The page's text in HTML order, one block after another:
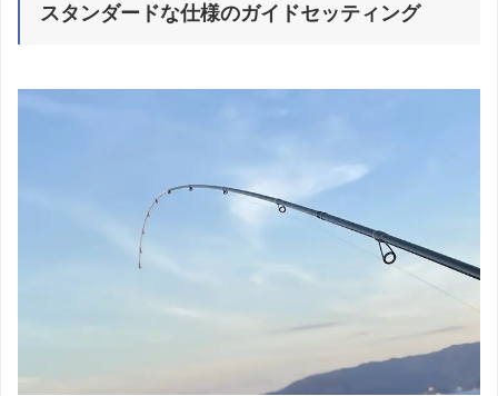
スタンダードな仕様のガイドセッティング